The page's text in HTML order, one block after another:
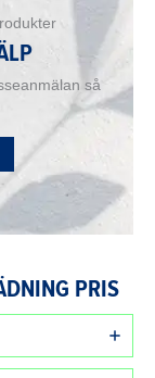
så
PRIS